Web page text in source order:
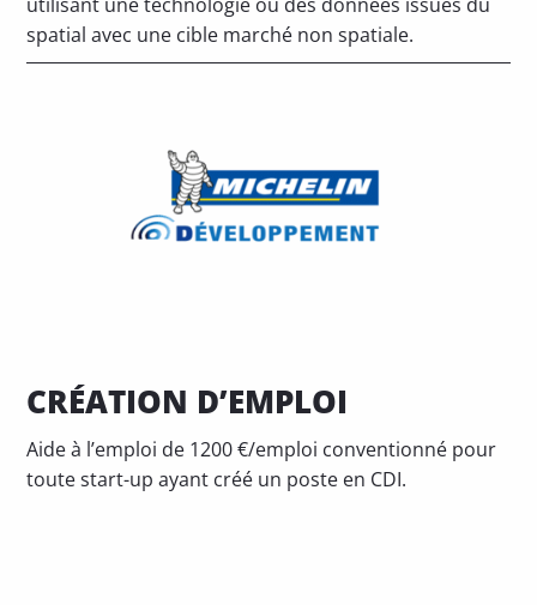
spatial avec une cible marché non spatiale.
CRÉATION D’EMPLOI
Aide à l’emploi de 1200 €/emploi conventionné pour
toute start-up ayant créé un poste en CDI.